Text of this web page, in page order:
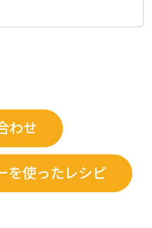
わせ
を使ったレシピ